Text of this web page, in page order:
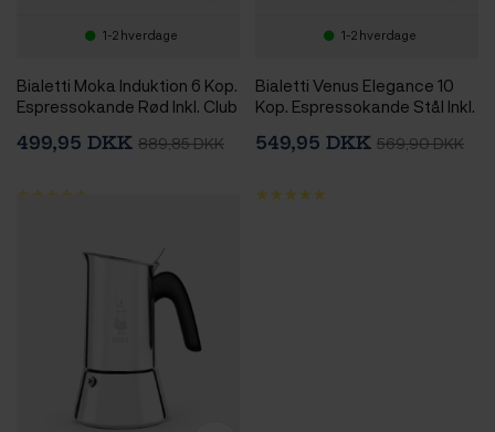
1-2 hverdage
Bialetti Moka Induktion 6 Kop.
Espressokande Rød Inkl. Club
Underkop Mat Rød 7 cl 2 Stk
499,95 DKK 889,85 DKK
1-2 hverdage
Bialetti Venus Elegance 10
Kop. Espressokande Stål Inkl.
Grande 226,8g Formalet
549,95 DKK 569,90 DKK